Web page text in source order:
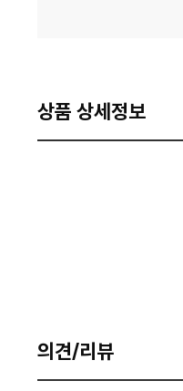
상품 상세정보
의견/리뷰